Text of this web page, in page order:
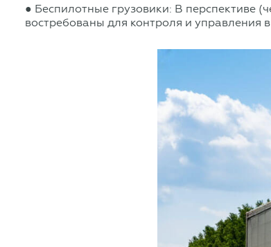
● Беспилотные грузовики: В перспективе
востребованы для контроля и управления